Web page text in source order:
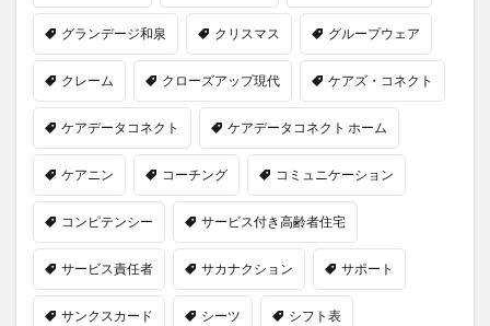
グランデージ和泉 クリスマス グループウェア
クレーム クローズアップ現代 ケアズ・コネクト
ケアデータコネクト ケアデータコネクト ホーム
ケアニン コーチング コミュニケーション
コンピテンシー サービス付き高齢者住宅
サービス責任者 サカナクション サポート
サンクスカード シーツ シフト表